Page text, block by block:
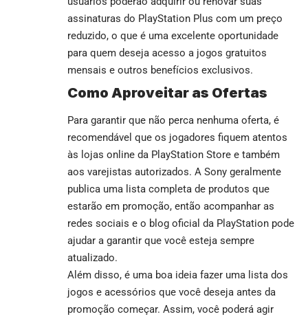
assinaturas do PlayStation Plus com um preço
reduzido, o que é uma excelente oportunidade
para quem deseja acesso a jogos gratuitos
mensais e outros benefícios exclusivos.
Como Aproveitar as Ofertas
Para garantir que não perca nenhuma oferta, é
recomendável que os jogadores fiquem atentos
às lojas online da PlayStation Store e também
aos varejistas autorizados. A Sony geralmente
publica uma lista completa de produtos que
estarão em promoção, então acompanhar as
redes sociais e o blog oficial da PlayStation pode
ajudar a garantir que você esteja sempre
atualizado.
Além disso, é uma boa ideia fazer uma lista dos
jogos e acessórios que você deseja antes da
promoção começar. Assim, você poderá agir